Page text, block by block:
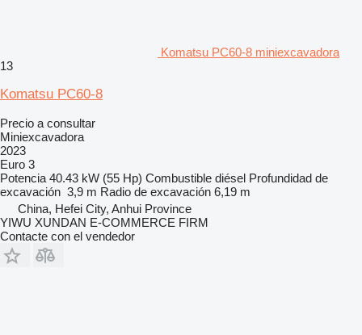
Komatsu PC60-8 miniexcavadora
13
Komatsu PC60-8
Precio a consultar
Miniexcavadora
2023
Euro 3
Potencia 40.43 kW (55 Hp) Combustible diésel Profundidad de
excavación 3,9 m Radio de excavación 6,19 m
China, Hefei City, Anhui Province
YIWU XUNDAN E-COMMERCE FIRM
Contacte con el vendedor